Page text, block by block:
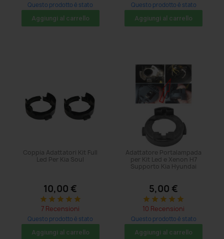
Questo prodotto è stato
acquistato: 5 volte
Aggiungi al carrello
Questo prodotto è stato
acquistato: 5 volte
Aggiungi al carrello
Coppia Adattatori Kit Full
Led Per Kia Soul
10,00 €
star star star star star
7 Recensioni
Questo prodotto è stato
acquistato: 8 volte
Aggiungi al carrello
Adattatore Portalampada
per Kit Led e Xenon H7
Supporto Kia Hyundai
5,00 €
star star star star star
10 Recensioni
Questo prodotto è stato
acquistato: 14 volte
Aggiungi al carrello